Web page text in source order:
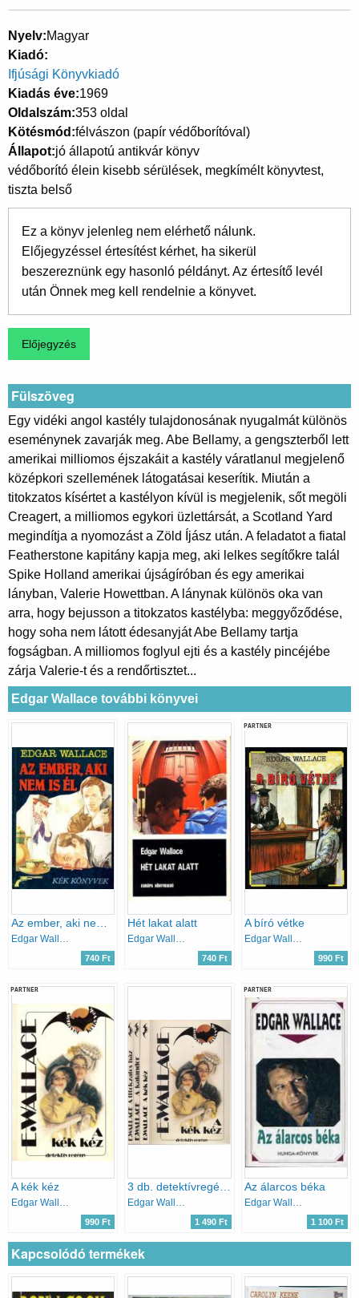
Nyelv Magyar
Kiadó
Ifjúsági Könyvkiadó
Kiadás éve 1969
Oldalszám 353 oldal
Kötésmód félvászon (papír védőborítóval)
Állapot jó állapotú antikvár könyv
védőborító élein kisebb sérülések, megkímélt könyvtest,
tiszta belső
Ez a könyv jelenleg nem elérhető nálunk.
Előjegyzéssel értesítést kérhet, ha sikerül
beszereznünk egy hasonló példányt. Az értesítő levél
után Önnek meg kell rendelnie a könyvet.
Fülszöveg
Egy vidéki angol kastély tulajdonosának nyugalmát különös
eseménynek zavarják meg. Abe Bellamy, a gengszterből lett
amerikai milliomos éjszakáit a kastély váratlanul megjelenő
középkori szellemének látogatásai keserítik. Miután a
titokzatos kísértet a kastélyon kívül is megjelenik, sőt megöli
Creagert, a milliomos egykori üzlettársát, a Scotland Yard
megindítja a nyomozást a Zöld Íjász után. A feladatot a fiatal
Featherstone kapitány kapja meg, aki lelkes segítőkre talál
Spike Holland amerikai újságíróban és egy amerikai
lányban, Valerie Howettban. A lánynak különös oka van
arra, hogy bejusson a titokzatos kastélyba: meggyőződése,
hogy soha nem látott édesanyját Abe Bellamy tartja
fogságban. A milliomos foglyul ejti és a kastély pincéjébe
zárja Valerie-t és a rendőrtisztet...
Edgar Wallace további könyvei
740 Ft
Hét lakat alatt
740 Ft
PARTNER
A bíró vétke
990 Ft
PARTNER
A kék kéz
Edgar Wallace
990 Ft
Edgar Wallace
1 490 Ft
PARTNER
Az álarcos béka
Edgar Wallace
1 100 Ft
Kapcsolódó termékek